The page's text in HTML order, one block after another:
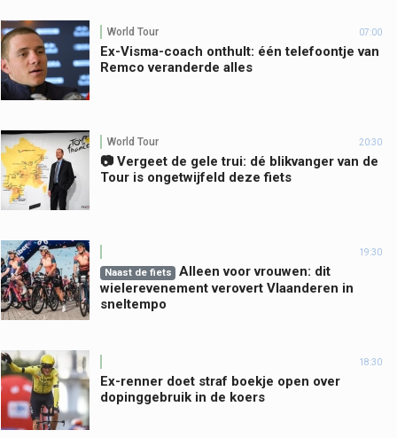
World Tour 07:00
Ex-Visma-coach onthult: één telefoontje van
Remco veranderde alles
World Tour 20:30
📷 Vergeet de gele trui: dé blikvanger van de
Tour is ongetwijfeld deze fiets
19:30
Naast de fiets
Alleen voor vrouwen: dit
wielerevenement verovert Vlaanderen in
sneltempo
18:30
Ex-renner doet straf boekje open over
dopinggebruik in de koers